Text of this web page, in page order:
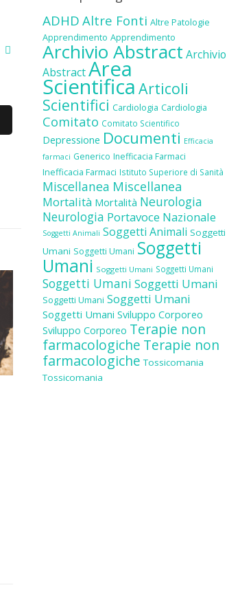
ADHD Altre Fonti Altre Patologie
Apprendimento Apprendimento
Archivio Abstract Archivio
AbstractArea
Scientifica Articoli
Scientifici Cardiologia Cardiologia
Comitato Comitato Scientifico
Depressione Documenti Efficacia
farmaci Generico Inefficacia Farmaci
Inefficacia Farmaci Istituto Superiore di Sanità
Miscellanea Miscellanea
Mortalità Mortalità Neurologia
Neurologia Portavoce Nazionale
Soggetti Animali Soggetti Animali Soggetti
Umani Soggetti Umani Soggetti
Umani Soggetti Umani Soggetti Umani
Soggetti Umani Soggetti Umani
Soggetti Umani Soggetti Umani
Soggetti Umani Sviluppo Corporeo
Sviluppo Corporeo Terapie non
farmacologiche Terapie non
farmacologiche Tossicomania
Tossicomania